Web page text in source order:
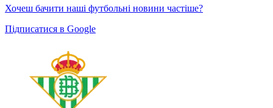
Хочеш бачити наші футбольні новини частіше?
Підписатися в Google